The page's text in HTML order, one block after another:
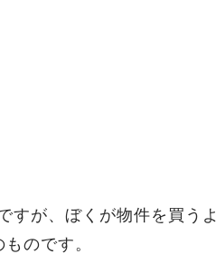
すが、ぼくが物件を買うよ
のです。